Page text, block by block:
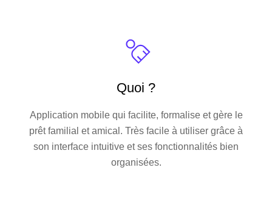
Quoi ?
Application mobile qui facilite, formalise et gère le
prêt familial et amical. Très facile à utiliser grâce à
son interface intuitive et ses fonctionnalités bien
organisées.